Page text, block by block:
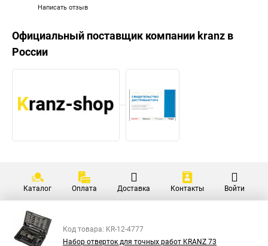
Написать отзыв
Официальный поставщик компании kranz в
России
Каталог Оплата Доставка Контакты Войти
Код товара: KR-12-4777
Набор отверток для точных работ KRANZ 73